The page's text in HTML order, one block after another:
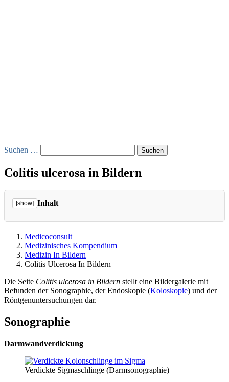
Suchen …
Colitis ulcerosa in Bildern
[show] Inhalt
Medicoconsult
Medizinisches Kompendium
Medizin In Bildern
Colitis Ulcerosa In Bildern
Die Seite Colitis ulcerosa in Bildern stellt eine Bildergalerie mit
Befunden der Sonographie, der Endoskopie (Koloskopie) und der
Röntgenuntersuchungen dar.
Sonographie
Darmwandverdickung
Verdickte Sigmaschlinge (Darmsonographie)